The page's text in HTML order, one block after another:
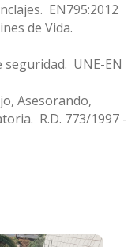
EN795:2012
de Vida.
seguridad. UNE-EN
Asesorando,
R.D. 773/1997 -